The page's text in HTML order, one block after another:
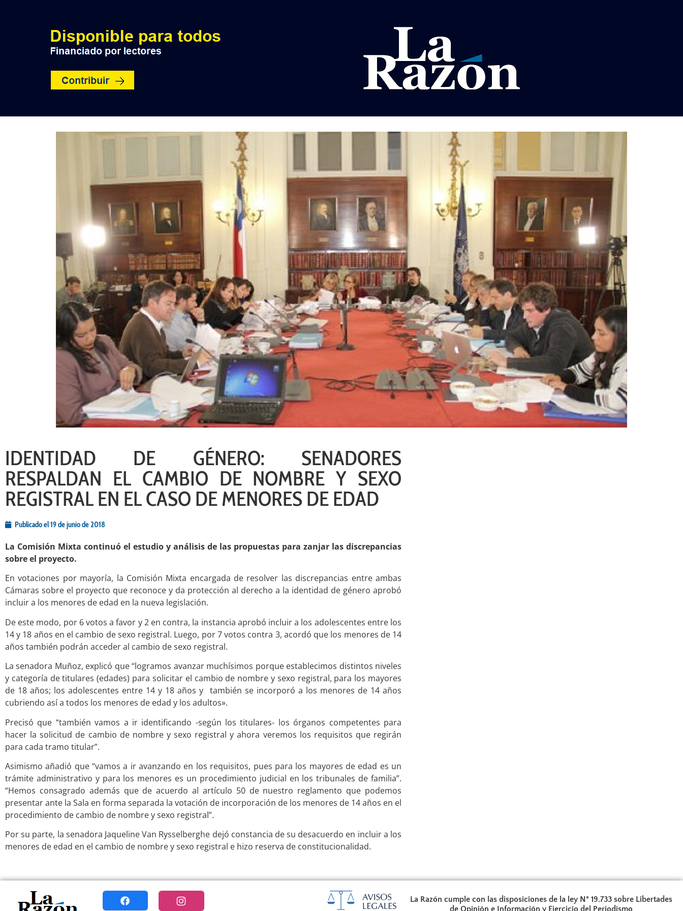
IDENTIDAD DE GÉNERO: SENADORES
RESPALDAN EL CAMBIO DE NOMBRE Y SEXO
REGISTRAL EN EL CASO DE MENORES DE EDAD
Publicado el19 de junio de 2018
La Comisión Mixta continuó el estudio y análisis de las propuestas para zanjar las discrepancias
sobre el proyecto.
En votaciones por mayoría, la Comisión Mixta encargada de resolver las discrepancias entre ambas
Cámaras sobre el proyecto que reconoce y da protección al derecho a la identidad de género aprobó
incluir a los menores de edad en la nueva legislación.
De este modo, por 6 votos a favor y 2 en contra, la instancia aprobó incluir a los adolescentes entre los
14 y 18 años en el cambio de sexo registral. Luego, por 7 votos contra 3, acordó que los menores de 14
años también podrán acceder al cambio de sexo registral.
La senadora Muñoz, explicó que “logramos avanzar muchísimos porque establecimos distintos niveles
y categoría de titulares (edades) para solicitar el cambio de nombre y sexo registral, para los mayores
de 18 años; los adolescentes entre 14 y 18 años y también se incorporó a los menores de 14 años
cubriendo así a todos los menores de edad y los adultos».
Precisó que “también vamos a ir identificando -según los titulares- los órganos competentes para
hacer la solicitud de cambio de nombre y sexo registral y ahora veremos los requisitos que regirán
para cada tramo titular”.
Asimismo añadió que “vamos a ir avanzando en los requisitos, pues para los mayores de edad es un
trámite administrativo y para los menores es un procedimiento judicial en los tribunales de familia”.
“Hemos consagrado además que de acuerdo al artículo 50 de nuestro reglamento que podemos
presentar ante la Sala en forma separada la votación de incorporación de los menores de 14 años en el
procedimiento de cambio de nombre y sexo registral”.
Por su parte, la senadora Jaqueline Van Rysselberghe dejó constancia de su desacuerdo en incluir a los
menores de edad en el cambio de nombre y sexo registral e hizo reserva de constitucionalidad.
La Razón cumple con las disposiciones de la ley N° 19.733 sobre Libertades
de Opinión e Información y Ejercicio del Periodismo